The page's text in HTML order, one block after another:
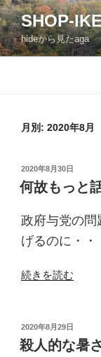
コ
ン
テ
ン
SHOP-
hideから見たaga
月別: 2020年8月
投
稿
日:
2020年8月30日
何故もっと
政府与党の問
げるのに・・
“何
っ
と
続きを読む
投
稿
日:
2020年8月29日
殺人的な暑さ